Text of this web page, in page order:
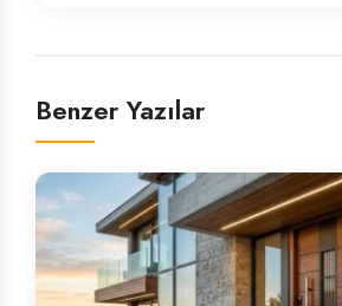
Benzer Yazılar